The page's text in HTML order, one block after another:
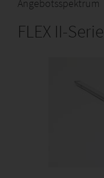
Angebotsspektrum
FLEX II-Serie